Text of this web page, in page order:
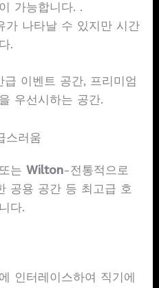
가능합니다. .
가 나타날 수 있지만 시간
.
이벤트 공간, 프리미엄
우선시하는 공간.
스러움
는 Wilton-전통적으로
공용 공간 등 최고급 호
다.
인터레이스하여 직기에